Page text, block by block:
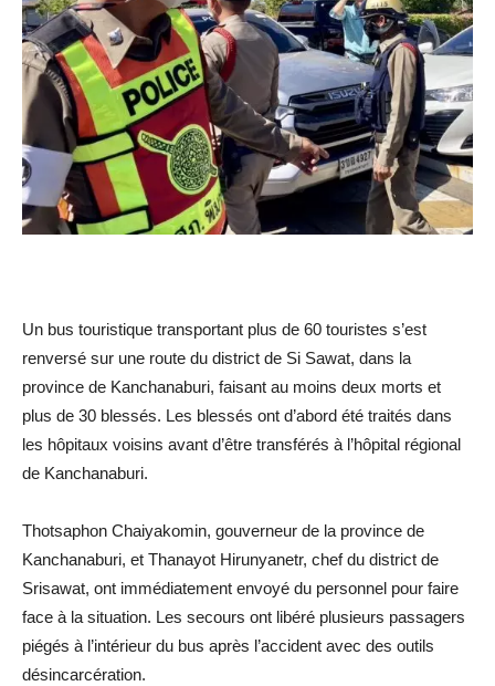
Un bus touristique transportant plus de 60 touristes s’est
renversé sur une route du district de Si Sawat, dans la
province de Kanchanaburi, faisant au moins deux morts et
plus de 30 blessés. Les blessés ont d’abord été traités dans
les hôpitaux voisins avant d’être transférés à l’hôpital régional
de Kanchanaburi.
Thotsaphon Chaiyakomin, gouverneur de la province de
Kanchanaburi, et Thanayot Hirunyanetr, chef du district de
Srisawat, ont immédiatement envoyé du personnel pour faire
face à la situation. Les secours ont libéré plusieurs passagers
piégés à l’intérieur du bus après l’accident avec des outils
désincarcération.